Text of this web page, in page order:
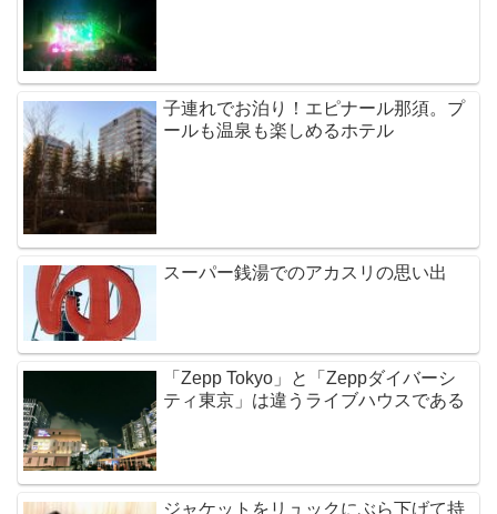
子連れでお泊り！エピナール那須。プ
ールも温泉も楽しめるホテル
スーパー銭湯でのアカスリの思い出
「Zepp Tokyo」と「Zeppダイバーシ
ティ東京」は違うライブハウスである
ジャケットをリュックにぶら下げて持